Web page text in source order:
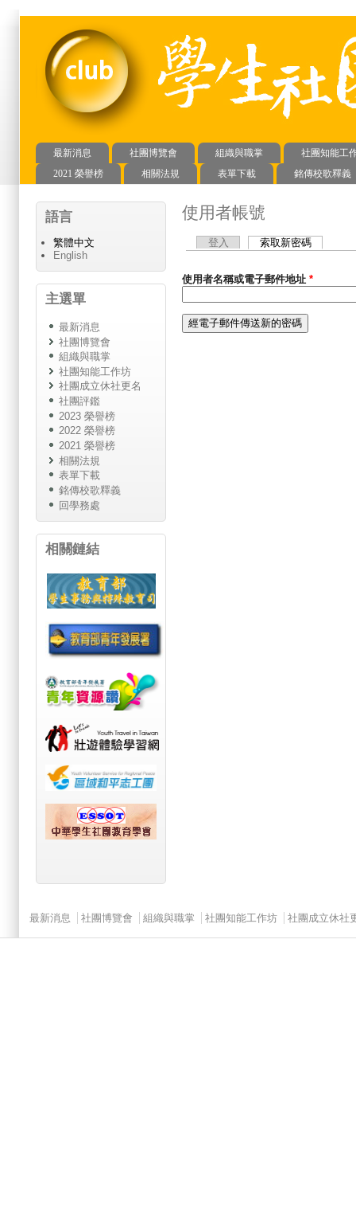
主選單
最新消息 社團博覽會 組織與職掌
社團知能工
2021 榮譽榜
相關法規 表單下載 銘傳校歌釋義
使用者帳號
主要索引標籤
登入 索取新密碼(作用中
使用者名稱或電子郵件地址 *
語言
繁體中文
English
主選單
最新消息
社團博覽會
組織與職掌
社團知能工作坊
社團成立休社更名
社團評鑑
2023 榮譽榜
2022 榮譽榜
2021 榮譽榜
相關法規
表單下載
銘傳校歌釋義
回學務處
相關鏈結
Main menu 2
最新消息 社團博覽會 組織與職掌 社團知能工作坊 社團成立休社